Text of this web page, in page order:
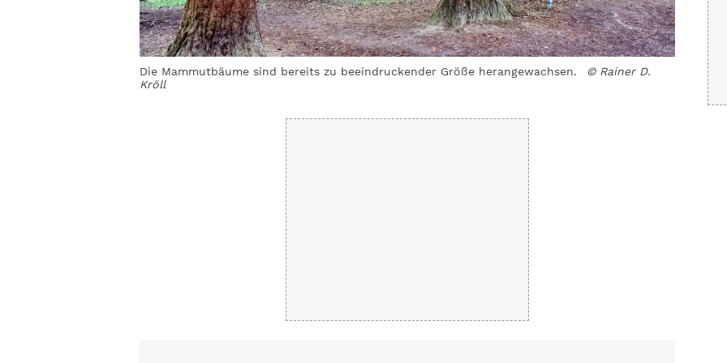
Die Mammutbäume sind bereits zu beeindruckender Größe herangewachsen.
© Rainer D.
Kröll
Der